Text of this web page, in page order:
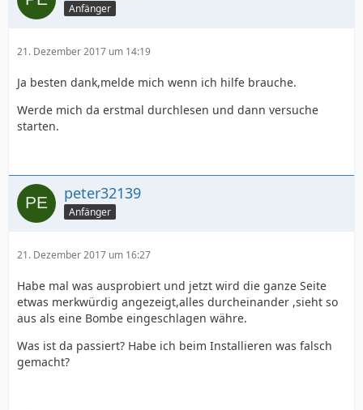
Anfänger
21. Dezember 2017 um 14:19
Ja besten dank,melde mich wenn ich hilfe brauche.
Werde mich da erstmal durchlesen und dann versuche
starten.
peter32139
Anfänger
21. Dezember 2017 um 16:27
Habe mal was ausprobiert und jetzt wird die ganze Seite
etwas merkwürdig angezeigt,alles durcheinander ,sieht so
aus als eine Bombe eingeschlagen währe.
Was ist da passiert? Habe ich beim Installieren was falsch
gemacht?